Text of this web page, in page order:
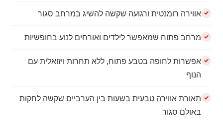
אווירה רומנטית ורגועה שקשה להשיג במרחב סגור
מרחב פתוח שמאפשר לילדים ואורחים לנוע בחופשיות
אפשרות לחופה בטבע פתוח, ללא תחרות ויזואלית עם
הנוף
תאורת אווירה טבעית בשעות בין הערביים שקשה לחקות
באולם סגור